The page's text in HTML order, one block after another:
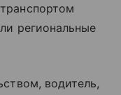
региональные
водитель,